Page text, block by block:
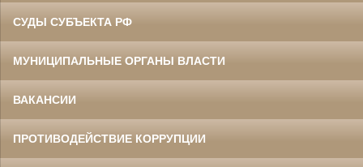
СУДЫ СУБЪЕКТА РФ
МУНИЦИПАЛЬНЫЕ ОРГАНЫ ВЛАСТИ
ВАКАНСИИ
ПРОТИВОДЕЙСТВИЕ КОРРУПЦИИ